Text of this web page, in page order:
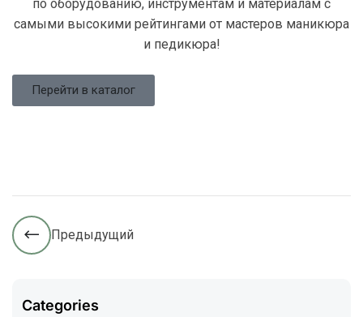
по оборудованию, инструментам и материалам с
самыми высокими рейтингами от мастеров маникюра
и педикюра!
Перейти в каталог
Предыдущий
Categories